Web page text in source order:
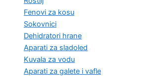
Fenovi za kosu
Sokovnici
Dehidratori hrane
Aparati za sladoled
Kuvala za vodu
Aparati za galete i vafle